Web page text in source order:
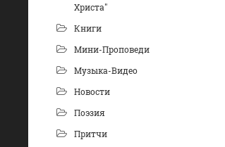
Христа"
Книги
Мини-Проповеди
Музыка-Видео
Новости
Поэзия
Притчи